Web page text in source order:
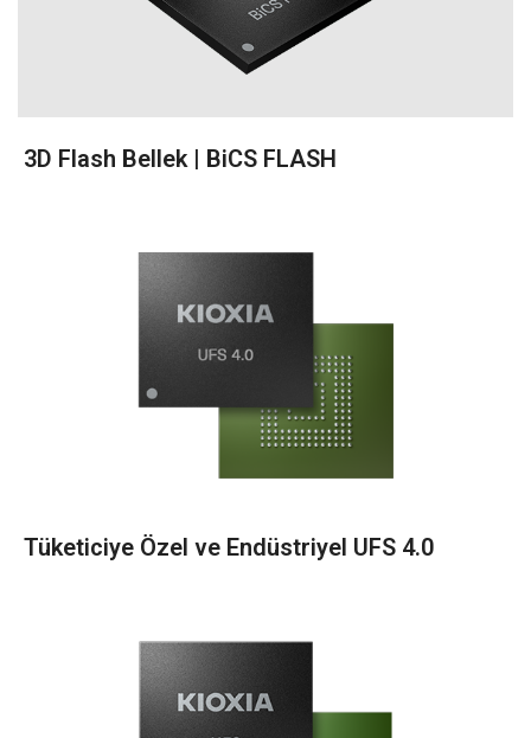
3D Flash Bellek | BiCS FLASH
Tüketiciye Özel ve Endüstriyel UFS 4.0